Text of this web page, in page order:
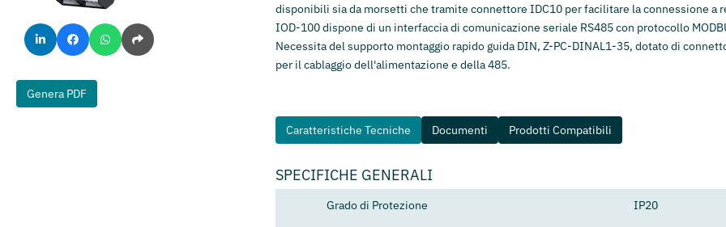
Genera PDF
disponibili sia da morsetti che tramite connettore IDC10 per facilitare la connessione a
IOD-100 dispone di un interfaccia di comunicazione seriale RS485 con protocollo
Necessita del supporto montaggio rapido guida DIN, Z-PC-DINAL1-35, dotato di
per il cablaggio dell'alimentazione e della 485.
Caratteristiche Tecniche Documenti Prodotti Compatibili
SPECIFICHE GENERALI
Grado di Protezione IP20